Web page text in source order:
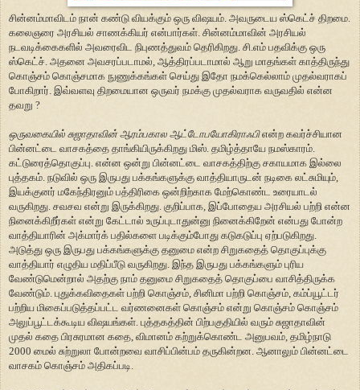
சின்னம்மாவிடம் நான் கண்டு வியக்கும் ஒரு விஷயம். அவருடைய ஸ்கெட்ச் திறமை.
கலைஞரை அரசியல் சாணக்கியர் என்பார்கள். சின்னம்மாவின் அரசியல்
நடவடிக்கைகளில் அவரைவிட நிபுணத்துவம் தெரிகிறது. சி.எம் பதவிக்கு ஒரு
ஸ்கெட்ச். அதனை அவசரப்படாமல், ஆத்திரப்படாமால் ஆறு மாதங்கள் காத்திருந்து
கொஞ்சம் கொஞ்சமாக நுணுக்கங்கள் செய்து இதோ நமக்கெல்லாம் முதல்வராகப்
போகிறார். இவ்வளவு திறமையான ஒருவர் நமக்கு முதல்வராக வருவதில் என்ன
தவறு ?
ஒருவகையில் சுஜாதாவின் ஆரம்பகால ஆட்டோபயோகிராஃபிஎன்ற கவர்ச்சியான
பின்னட்டை வாசகத்தை தாங்கியிருக்கிறது மிஸ். தமிழ்த்தாயே நமஸ்காரம்.
கட்டுரைத்தொகுப்பு. என்ன ஒன்று பின்னட்டை வாசகத்திற்கு சகாயமாக இல்லை
புத்தகம். நடுவில் ஒரு இருபது பக்கங்களுக்கு வாத்தியாருடன் நடிகை லட்சுமியும்,
இயக்குனர் மகேந்திரனும் பத்திரிகை ஒன்றிற்காக மேற்கொண்ட உரையாடல்
வருகிறது. சவசவ என்று இருக்கிறது. குறிப்பாக, இப்போதைய அரசியல் பற்றி என்ன
நினைக்கிறீர்கள் என்று கேட்டால் உருப்புடாதுன்னு நினைக்கிறேன் என்பது போன்ற
வாத்தியாரின் அக்மார்க் பதில்களை படிக்கும்போது கடுகடுப்பு ஏற்படுகிறது.
அடுத்து ஒரு இருபது பக்கங்களுக்கு தனுமை என்ற சிறுகதைத் தொகுப்புக்கு
வாத்தியார் எழுதிய மதிப்பீடு வருகிறது. இந்த இருபது பக்கங்களும் புரிய
வேண்டுமென்றால் அதற்கு நாம் தனுமை சிறுகதைத் தொகுப்பை வாசித்திருக்க
வேண்டும். புதுக்கவிதைகள் பற்றி கொஞ்சம், சினிமா பற்றி கொஞ்சம், கம்ப்யூட்டர்
பற்றிய மிகைப்படுத்தப்பட்ட வர்ணனைகள் கொஞ்சம் என்று கொஞ்சம் கொஞ்சம்
அலுப்பூட்டக்கூடிய விஷயங்கள். புத்தகத்தின் பிற்பகுதியில் வரும் சுஜாதாவின்
முதல் கதை பிரசுரமான கதை, விமானம் கற்றுக்கொண்ட அனுபவம், தமிழ்நாடு
2000 மைல் சுற்றுலா போன்றவை வாசிப்பின்பம் தருகின்றன. ஆனாலும் பின்னட்டை
வாசகம் கொஞ்சம் அதிகப்படி.